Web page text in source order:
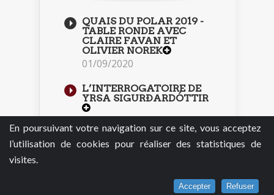
En poursuivant votre navigation sur ce site, vous acceptez
l’utilisation de cookies pour réaliser des statistiques de
visites.
Accepter Refuser
QUAIS DU POLAR 2019 -
TABLE RONDE AVEC
CLAIRE FAVAN ET
OLIVIER NOREK
01/09/2020
L’INTERROGATOIRE DE
YRSA SIGURÐARDÓTTIR
31/08/2020
L’INTERROGATOIRE